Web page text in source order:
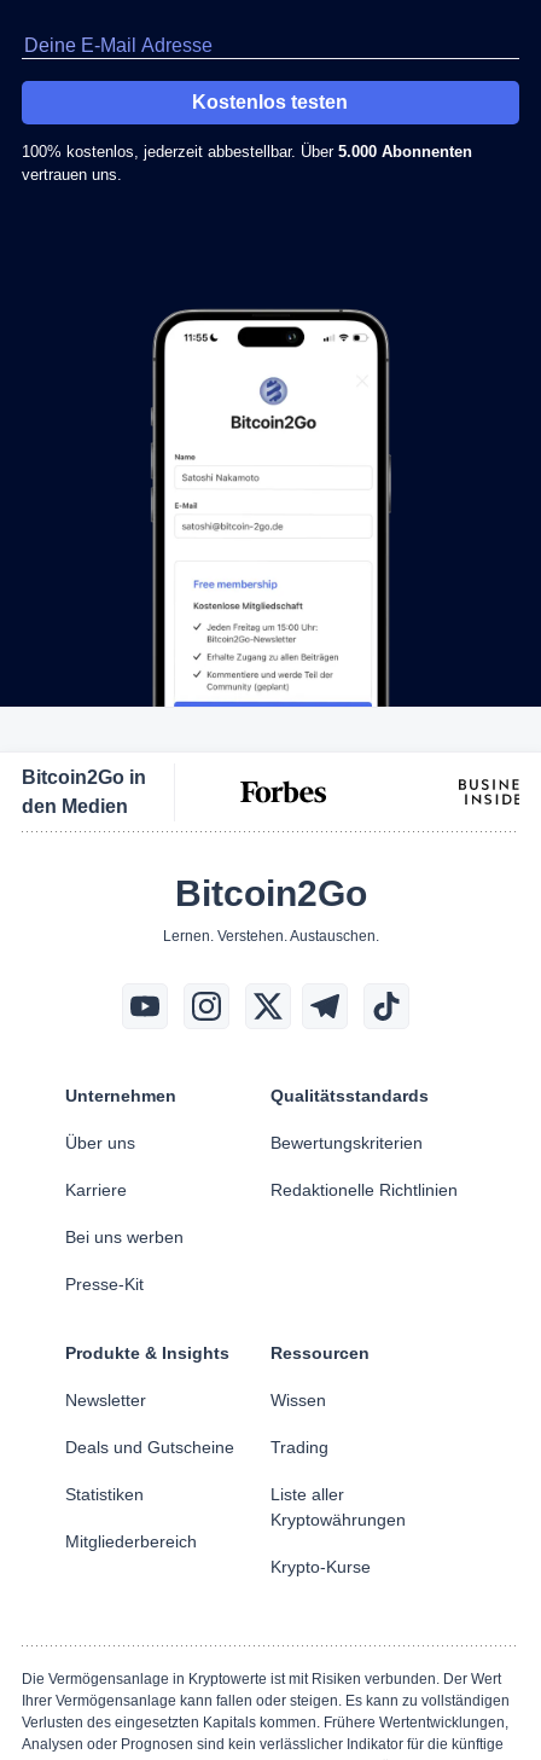
Kostenlos testen
100% kostenlos, jederzeit abbestellbar. Über 5.000 Abonnenten
vertrauen uns.
Bitcoin2Go in
den Medien
Bitcoin2Go
Lernen. Verstehen. Austauschen.
Unternehmen
Über uns
Karriere
Bei uns werben
Presse-Kit
Qualitätsstandards
Bewertungskriterien
Redaktionelle Richtlinien
Produkte & Insights
Newsletter
Deals und Gutscheine
Statistiken
Mitgliederbereich
Ressourcen
Wissen
Trading
Liste aller
Kryptowährungen
Krypto-Kurse
Die Vermögensanlage in Kryptowerte ist mit Risiken verbunden. Der Wert
Ihrer Vermögensanlage kann fallen oder steigen. Es kann zu vollständigen
Verlusten des eingesetzten Kapitals kommen. Frühere Wertentwicklungen,
Analysen oder Prognosen sind kein verlässlicher Indikator für die künftige